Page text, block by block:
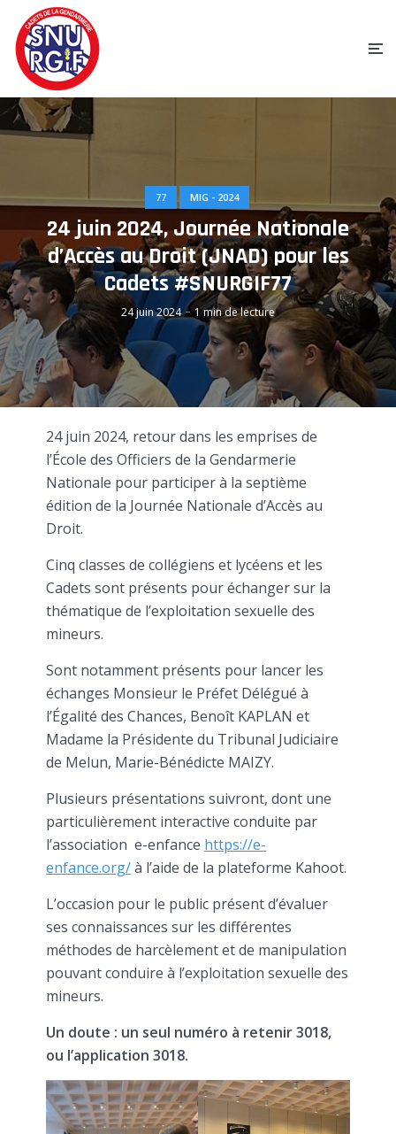
77 MIG - 2024
24 juin 2024, Journée Nationale
d’Accès au Droit (JNAD) pour les
Cadets #SNURGIF77
24 juin 2024 1 min de lecture
24 juin 2024, retour dans les emprises de
l’École des Officiers de la Gendarmerie
Nationale pour participer à la septième
édition de la Journée Nationale d’Accès au
Droit.
Cinq classes de collégiens et lycéens et les
Cadets sont présents pour échanger sur la
thématique de l’exploitation sexuelle des
mineurs.
Sont notamment présents pour lancer les
échanges Monsieur le Préfet Délégué à
l’Égalité des Chances, Benoît KAPLAN et
Madame la Présidente du Tribunal Judiciaire
de Melun, Marie-Bénédicte MAIZY.
Plusieurs présentations suivront, dont une
particulièrement interactive conduite par
l’association e-enfance https://e-
enfance.org/à l’aide de la plateforme Kahoot.
L’occasion pour le public présent d’évaluer
ses connaissances sur les différentes
méthodes de harcèlement et de manipulation
pouvant conduire à l’exploitation sexuelle des
mineurs.
Un doute : un seul numéro à retenir 3018,
ou l’application 3018.